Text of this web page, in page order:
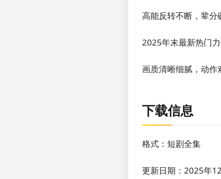
高能反转不断，辈分
2025年末最新热门
画质清晰细腻，动
下载信息
格式：短剧全集
更新日期：2025年